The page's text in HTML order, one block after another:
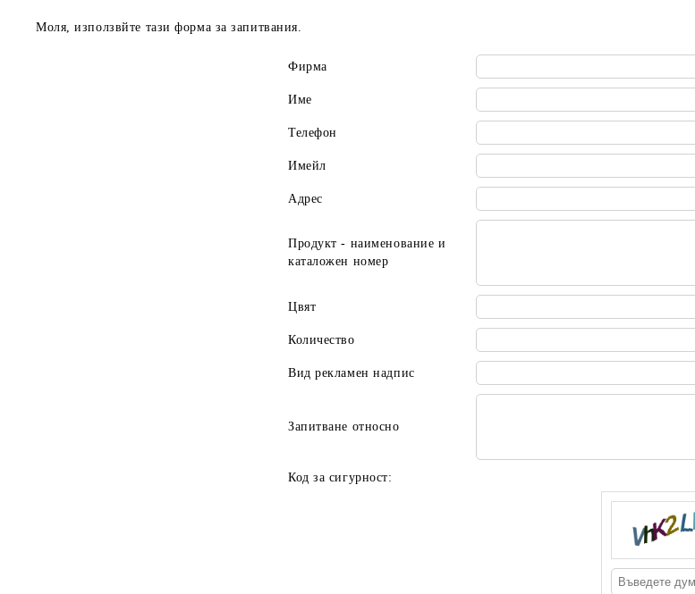
Моля, използвйте тази форма за запитвания.
Фирма
Име
Телефон
Имейл
Адрес
Продукт - наименование и
каталожен номер
Цвят
Количество
Вид рекламен надпис
Запитване относно
Код за сигурност: